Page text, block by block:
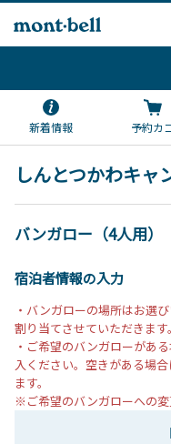
新着情報 予約カ
しんとつかわキャ
バンガロー（4人用）
宿泊者情報の入力
・バンガローの場所はお選
割り当てさせていただきます。
・ご希望のバンガローがあ
入ください。空きがある場
ます。
※ご希望のバンガローへの変